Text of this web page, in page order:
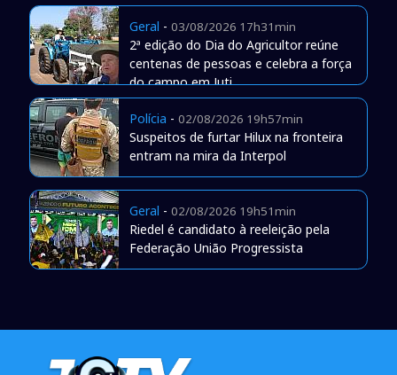
Geral - 03/08/2026 17h31min
2ª edição do Dia do Agricultor reúne
centenas de pessoas e celebra a força
do campo em Juti
Polícia - 02/08/2026 19h57min
Suspeitos de furtar Hilux na fronteira
entram na mira da Interpol
Geral - 02/08/2026 19h51min
Riedel é candidato à reeleição pela
Federação União Progressista